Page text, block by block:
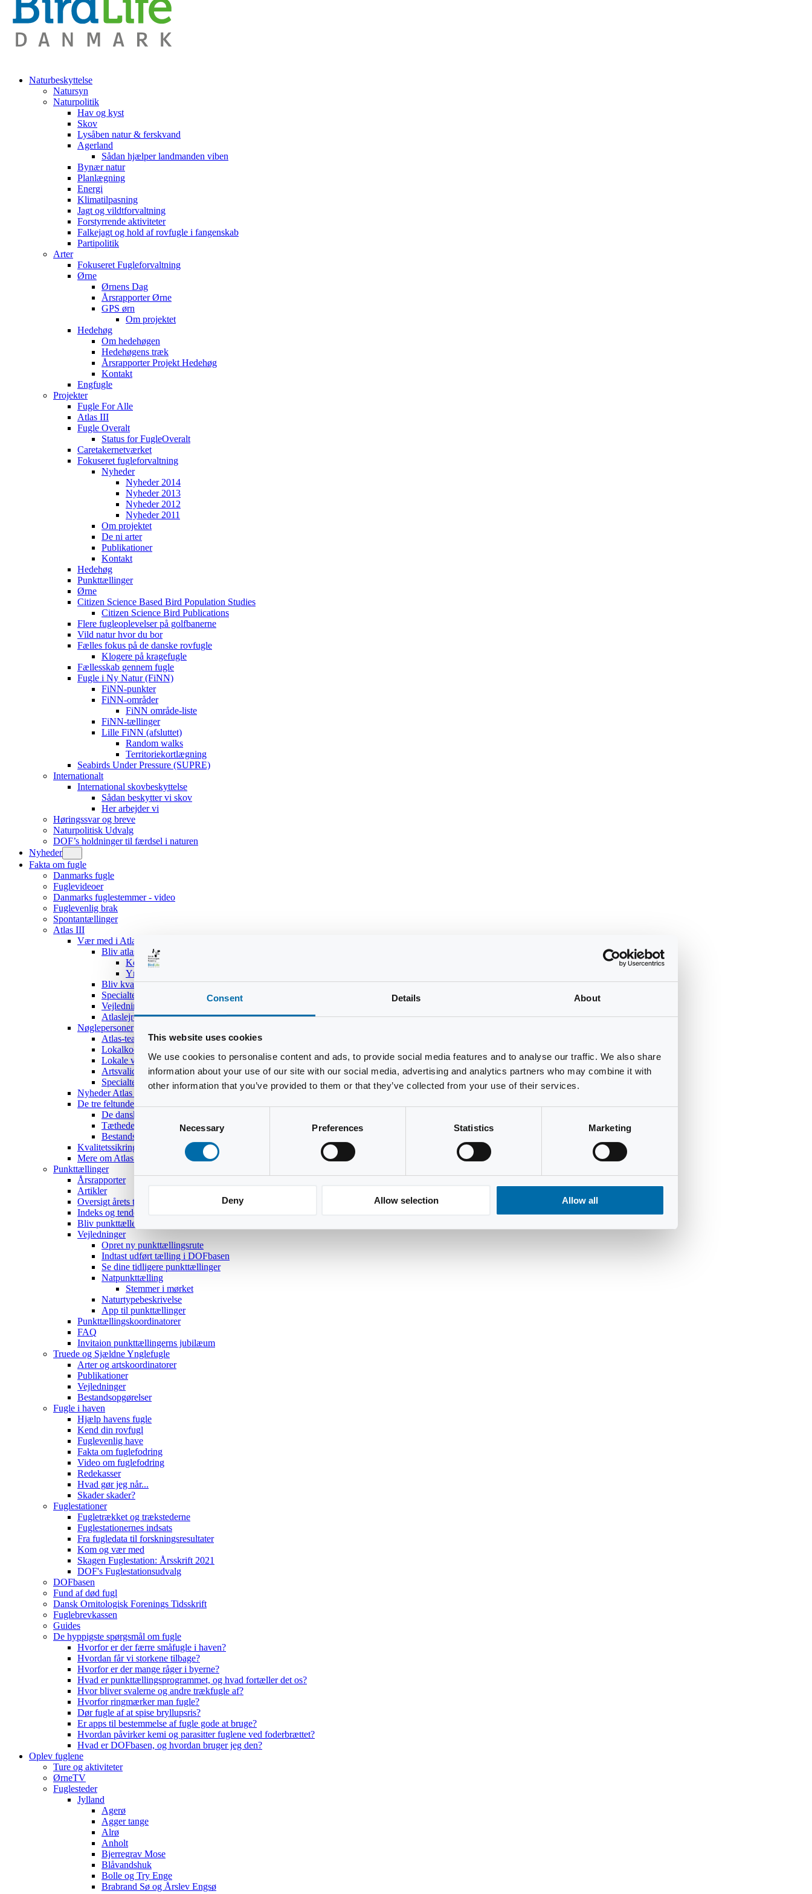
Consent Details About
This website uses cookies
We use cookies to personalise content and ads, to provide social media features and to analyse our traffic. We also share
information about your use of our site with our social media, advertising and analytics partners who may combine it with
other information that you’ve provided to them or that they’ve collected from your use of their services.
Consent
Selection
Necessary Preferences Statistics Marketing
Deny Allow selection Allow all
Naturbeskyttelse
Natursyn
Naturpolitik
Hav og kyst
Skov
Lysåben natur & ferskvand
Agerland
Sådan hjælper landmanden viben
Bynær natur
Planlægning
Energi
Klimatilpasning
Jagt og vildtforvaltning
Forstyrrende aktiviteter
Falkejagt og hold af rovfugle i fangenskab
Partipolitik
Arter
Fokuseret Fugleforvaltning
Ørne
Ørnens Dag
Årsrapporter Ørne
GPS ørn
Om projektet
Hedehøg
Om hedehøgen
Hedehøgens træk
Årsrapporter Projekt Hedehøg
Kontakt
Engfugle
Projekter
Fugle For Alle
Atlas III
Fugle Overalt
Status for FugleOveralt
Caretakernetværket
Fokuseret fugleforvaltning
Nyheder
Nyheder 2014
Nyheder 2013
Nyheder 2012
Nyheder 2011
Om projektet
De ni arter
Publikationer
Kontakt
Hedehøg
Punkttællinger
Ørne
Citizen Science Based Bird Population Studies
Citizen Science Bird Publications
Flere fugleoplevelser på golfbanerne
Vild natur hvor du bor
Fælles fokus på de danske rovfugle
Klogere på kragefugle
Fællesskab gennem fugle
Fugle i Ny Natur (FiNN)
FiNN-punkter
FiNN-områder
FiNN område-liste
FiNN-tællinger
Lille FiNN (afsluttet)
Random walks
Territoriekortlægning
Seabirds Under Pressure (SUPRE)
Internationalt
International skovbeskyttelse
Sådan beskytter vi skov
Her arbejder vi
Høringssvar og breve
Naturpolitisk Udvalg
DOF’s holdninger til færdsel i naturen
Nyheder
Fakta om fugle
Danmarks fugle
Fuglevideoer
Danmarks fuglestemmer - video
Fuglevenlig brak
Spontantællinger
Atlas III
Vær med i Atlas III
Bliv atlasdeltager
Kom hurtigt i gang
Yngleadfærdstyper
Bliv kvadratansvarlig
Specialteams
Vejledninger
Atlaslejre 2017
Nøglepersoner
Atlas-teamet
Lokalkoordinatorer
Lokale validatorer
Artsvalidatorer
Specialteams
Nyheder Atlas III
De tre feltundersøgelser
De danske ynglefugles udbredelse
Tætheder og bestandsestimater
Bestandsoptællinger af 18 udvalgte arter
Kvalitetssikring
Mere om Atlas III
Punkttællinger
Årsrapporter
Artikler
Oversigt årets temaer
Indeks og tendenser
Bliv punkttæller
Vejledninger
Opret ny punkttællingsrute
Indtast udført tælling i DOFbasen
Se dine tidligere punkttællinger
Natpunkttælling
Stemmer i mørket
Naturtypebeskrivelse
App til punkttællinger
Punkttællingskoordinatorer
FAQ
Invitaion punkttællingerns jubilæum
Truede og Sjældne Ynglefugle
Arter og artskoordinatorer
Publikationer
Vejledninger
Bestandsopgørelser
Fugle i haven
Hjælp havens fugle
Kend din rovfugl
Fuglevenlig have
Fakta om fuglefodring
Video om fuglefodring
Redekasser
Hvad gør jeg når...
Skader skader?
Fuglestationer
Fugletrækket og trækstederne
Fuglestationernes indsats
Fra fugledata til forskningsresultater
Kom og vær med
Skagen Fuglestation: Årsskrift 2021
DOF's Fuglestationsudvalg
DOFbasen
Fund af død fugl
Dansk Ornitologisk Forenings Tidsskrift
Fuglebrevkassen
Guides
De hyppigste spørgsmål om fugle
Hvorfor er der færre småfugle i haven?
Hvordan får vi storkene tilbage?
Hvorfor er der mange råger i byerne?
Hvad er punkttællingsprogrammet, og hvad fortæller det os?
Hvor bliver svalerne og andre trækfugle af?
Hvorfor ringmærker man fugle?
Dør fugle af at spise bryllupsris?
Er apps til bestemmelse af fugle gode at bruge?
Hvordan påvirker kemi og parasitter fuglene ved foderbrættet?
Hvad er DOFbasen, og hvordan bruger jeg den?
Oplev fuglene
Ture og aktiviteter
ØrneTV
Fuglesteder
Jylland
Agerø
Agger tange
Alrø
Anholt
Bjerregrav Mose
Blåvandshuk
Bolle og Try Enge
Brabrand Sø og Årslev Engsø